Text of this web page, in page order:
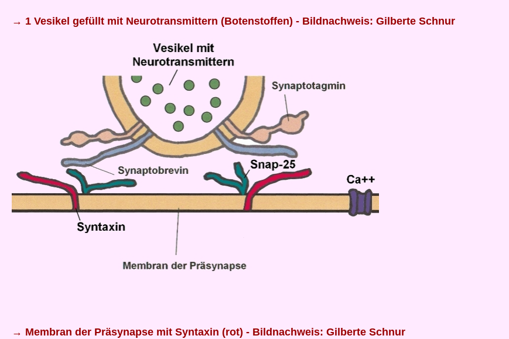
→ 1 Vesikel gefüllt mit Neurotransmittern (Botenstoffen) - Bildnachweis: Gilberte Schnur
→ Membran der Präsynapse mit Syntaxin (rot) - Bildnachweis: Gilberte Schnur